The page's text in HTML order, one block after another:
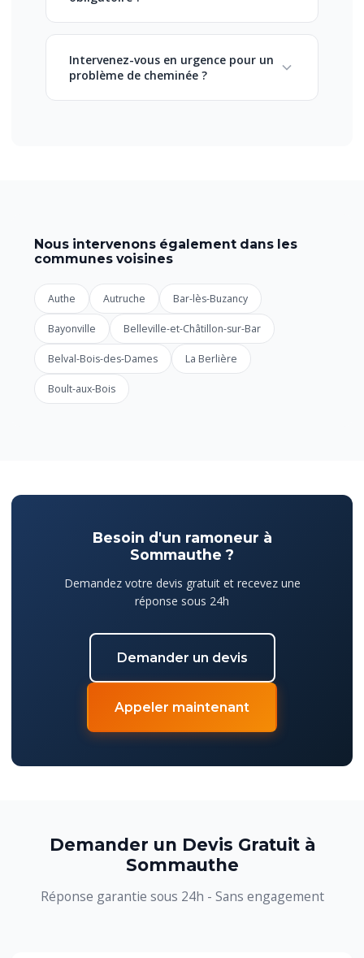
Intervenez-vous en urgence pour un
problème de cheminée ?
Nous intervenons également dans les
communes voisines
Authe Autruche Bar-lès-Buzancy
Bayonville Belleville-et-Châtillon-sur-Bar
Belval-Bois-des-Dames La Berlière
Boult-aux-Bois
Besoin d'un ramoneur à
Sommauthe ?
Demandez votre devis gratuit et recevez une
réponse sous 24h
Demander un devis
Appeler maintenant
Demander un Devis Gratuit à
Sommauthe
Réponse garantie sous 24h - Sans engagement